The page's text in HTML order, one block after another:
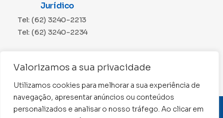
Valorizamos a sua privacidade
Utilizamos cookies para melhorar a sua experiência de
navegação, apresentar anúncios ou conteúdos
personalizados e analisar o nosso tráfego. Ao clicar em
Jurídico
Tel: (62) 3240-2213
Tel: (62) 3240-2234
Tel: (62) 3240-2230
CNPJ: 01.015.676/0001-11